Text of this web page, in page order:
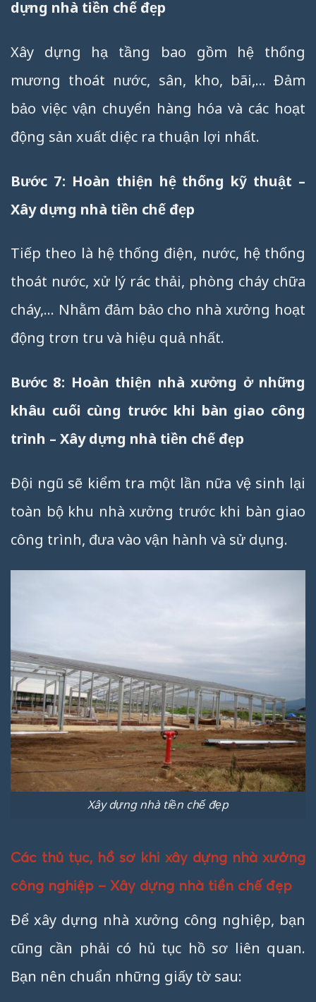
dựng nhà tiền chế đẹp
Xây dựng hạ tầng bao gồm hệ thống
mương thoát nước, sân, kho, bãi,… Đảm
bảo việc vận chuyển hàng hóa và các hoạt
động sản xuất diệc ra thuận lợi nhất.
Bước 7: Hoàn thiện hệ thống kỹ thuật –
Xây dựng nhà tiền chế đẹp
Tiếp theo là hệ thống điện, nước, hệ thống
thoát nước, xử lý rác thải, phòng cháy chữa
cháy,… Nhằm đảm bảo cho nhà xưởng hoạt
động trơn tru và hiệu quả nhất.
Bước 8: Hoàn thiện nhà xưởng ở những
khâu cuối cùng trước khi bàn giao công
trình – Xây dựng nhà tiền chế đẹp
Đội ngũ sẽ kiểm tra một lần nữa vệ sinh lại
toàn bộ khu nhà xưởng trước khi bàn giao
công trình, đưa vào vận hành và sử dụng.
Xây dựng nhà tiền chế đẹp
Các thủ tục, hồ sơ khi xây dựng nhà xưởng
công nghiệp – Xây dựng nhà tiền chế đẹp
Để xây dựng nhà xưởng công nghiệp, bạn
cũng cần phải có hủ tục hồ sơ liên quan.
Bạn nên chuẩn những giấy tờ sau: